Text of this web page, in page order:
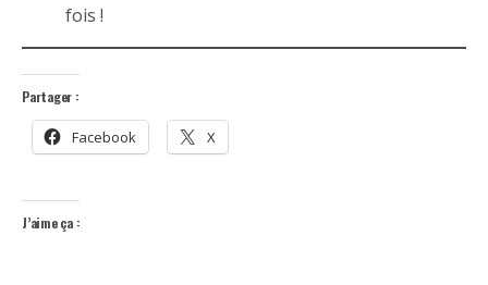
fois !
Partager :
Facebook X
J’aime ça :